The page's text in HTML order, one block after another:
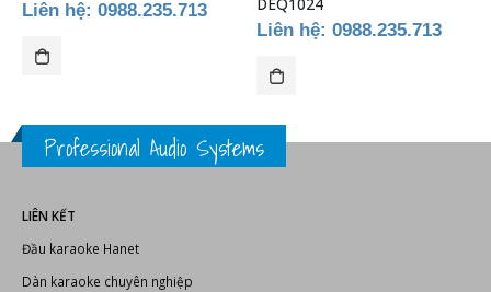
Liên hệ: 0988.235.713
DEQ1024
Liên hệ: 0988.235.713
Professional Audio Systems
LIÊN KẾT
Đầu karaoke Hanet
Dàn karaoke chuyên nghiệp